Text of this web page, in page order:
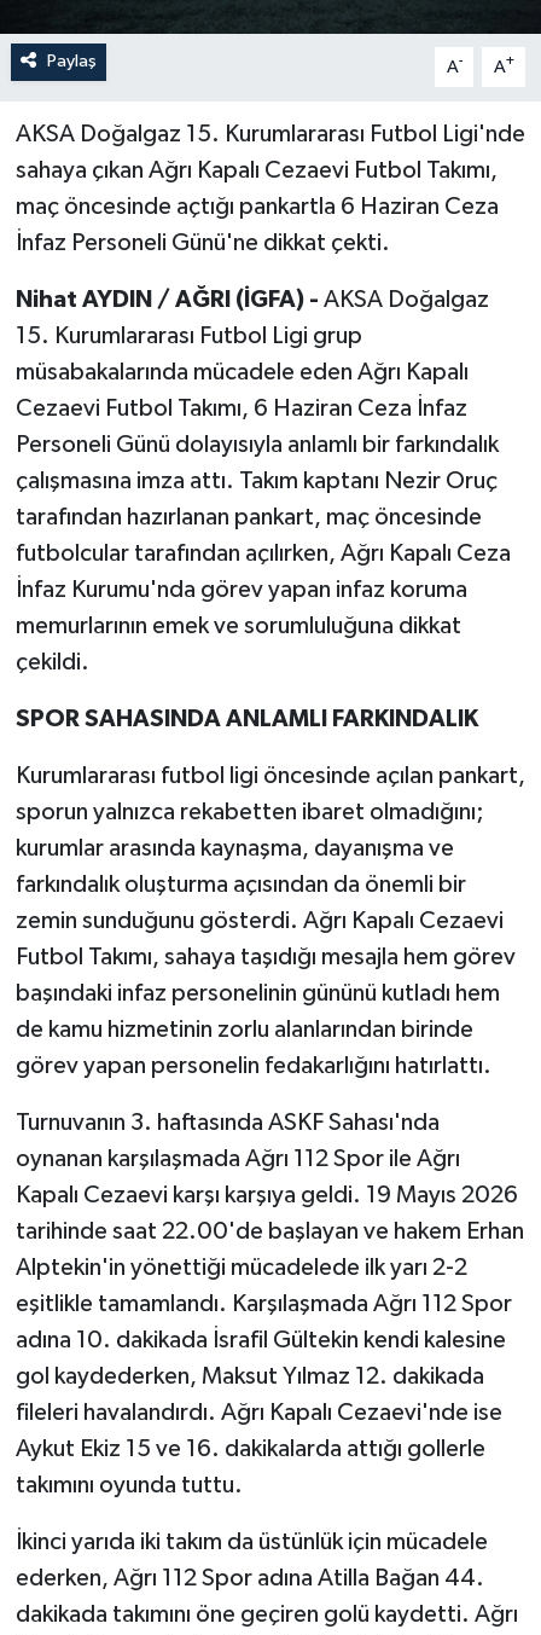
Paylaş A- A+
AKSA Doğalgaz 15. Kurumlararası Futbol Ligi'nde
sahaya çıkan Ağrı Kapalı Cezaevi Futbol Takımı,
maç öncesinde açtığı pankartla 6 Haziran Ceza
İnfaz Personeli Günü'ne dikkat çekti.
Nihat AYDIN / AĞRI (İGFA) - AKSA Doğalgaz
15. Kurumlararası Futbol Ligi grup
müsabakalarında mücadele eden Ağrı Kapalı
Cezaevi Futbol Takımı, 6 Haziran Ceza İnfaz
Personeli Günü dolayısıyla anlamlı bir farkındalık
çalışmasına imza attı. Takım kaptanı Nezir Oruç
tarafından hazırlanan pankart, maç öncesinde
futbolcular tarafından açılırken, Ağrı Kapalı Ceza
İnfaz Kurumu'nda görev yapan infaz koruma
memurlarının emek ve sorumluluğuna dikkat
çekildi.
SPOR SAHASINDA ANLAMLI FARKINDALIK
Kurumlararası futbol ligi öncesinde açılan pankart,
sporun yalnızca rekabetten ibaret olmadığını;
kurumlar arasında kaynaşma, dayanışma ve
farkındalık oluşturma açısından da önemli bir
zemin sunduğunu gösterdi. Ağrı Kapalı Cezaevi
Futbol Takımı, sahaya taşıdığı mesajla hem görev
başındaki infaz personelinin gününü kutladı hem
de kamu hizmetinin zorlu alanlarından birinde
görev yapan personelin fedakarlığını hatırlattı.
Turnuvanın 3. haftasında ASKF Sahası'nda
oynanan karşılaşmada Ağrı 112 Spor ile Ağrı
Kapalı Cezaevi karşı karşıya geldi. 19 Mayıs 2026
tarihinde saat 22.00'de başlayan ve hakem Erhan
Alptekin'in yönettiği mücadelede ilk yarı 2-2
eşitlikle tamamlandı. Karşılaşmada Ağrı 112 Spor
adına 10. dakikada İsrafil Gültekin kendi kalesine
gol kaydederken, Maksut Yılmaz 12. dakikada
fileleri havalandırdı. Ağrı Kapalı Cezaevi'nde ise
Aykut Ekiz 15 ve 16. dakikalarda attığı gollerle
takımını oyunda tuttu.
İkinci yarıda iki takım da üstünlük için mücadele
ederken, Ağrı 112 Spor adına Atilla Bağan 44.
dakikada takımını öne geçiren golü kaydetti. Ağrı